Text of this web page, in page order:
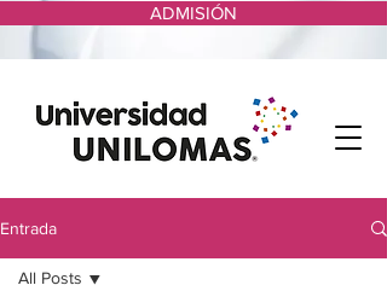
ADMISIÓN
Entrada
All Posts